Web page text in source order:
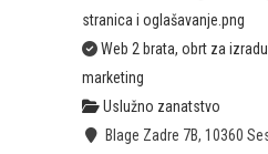
Web 2 brata, obrt za
marketing
Uslužno zanatstvo
Blage Zadre 7B, 10360